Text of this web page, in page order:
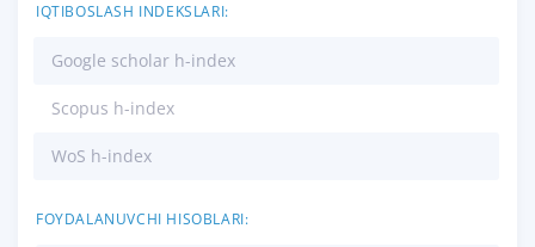
IQTIBOSLASH INDEKSLARI:
Google scholar h-index
Scopus h-index
WoS h-index
FOYDALANUVCHI HISOBLARI: